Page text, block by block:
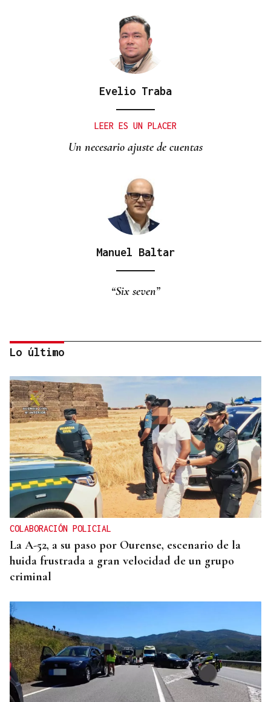
Evelio Traba
LEER ES UN PLACER
Un necesario ajuste de cuentas
Manuel Baltar
“Six seven”
Eduardo Medrano
Primera carrera de Ascot
Lo último
COLABORACIÓN POLICIAL
La A-52, a su paso por Ourense, escenario de la
huida frustrada a gran velocidad de un grupo
criminal